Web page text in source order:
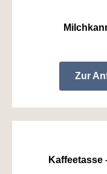
Zur
Kaffeetasse